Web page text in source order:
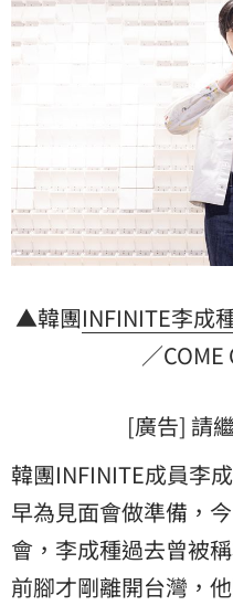
▲韓團INFINITE李成
／COME
[廣告] 請
韓團INFINITE成員李
早為見面會做準備，
會，李成種過去曾被
前腳才剛離開台灣，